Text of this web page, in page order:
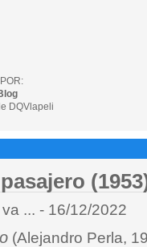
DQVlapeli
... - 16/12/2022
(Alejandro Perla,